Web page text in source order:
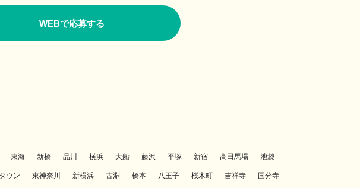
WEBで応募する
東海 新橋 品川 横浜 大船 藤沢 平塚 新宿 高田馬場 池袋
ウン 東神奈川 新横浜 古淵 橋本 八王子 桜木町 吉祥寺 国分寺